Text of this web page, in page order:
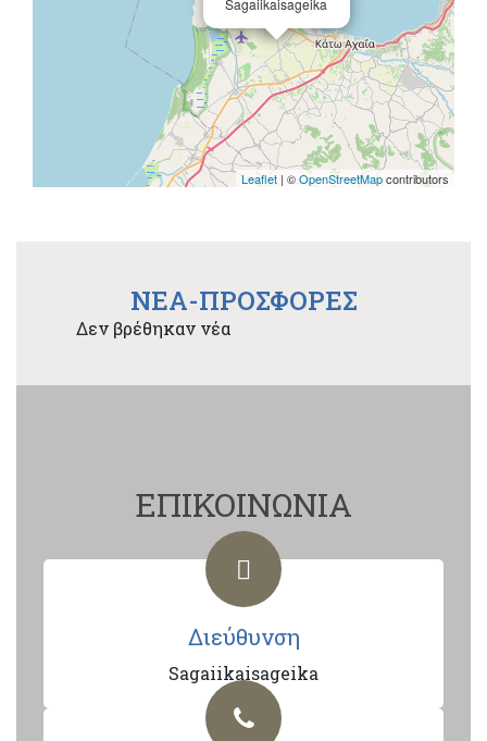
Leaflet | ©OpenStreetMapcontributors
NEA-ΠΡΟΣΦΟΡΕΣ
Δεν βρέθηκαν νέα
ΕΠΙΚΟΙΝΩΝΙΑ
Διεύθυνση
Sagaiikaisageika